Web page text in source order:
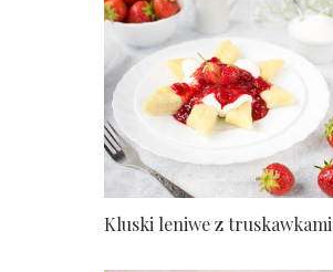
Kluski leniwe z truskawkami